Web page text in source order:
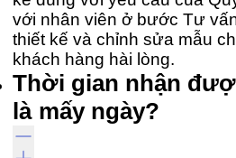
với nhân viên ở bước Tư
thiết kế và chỉnh sửa mẫu
khách hàng hài lòng.
Thời gian nhận
là mấy ngày?